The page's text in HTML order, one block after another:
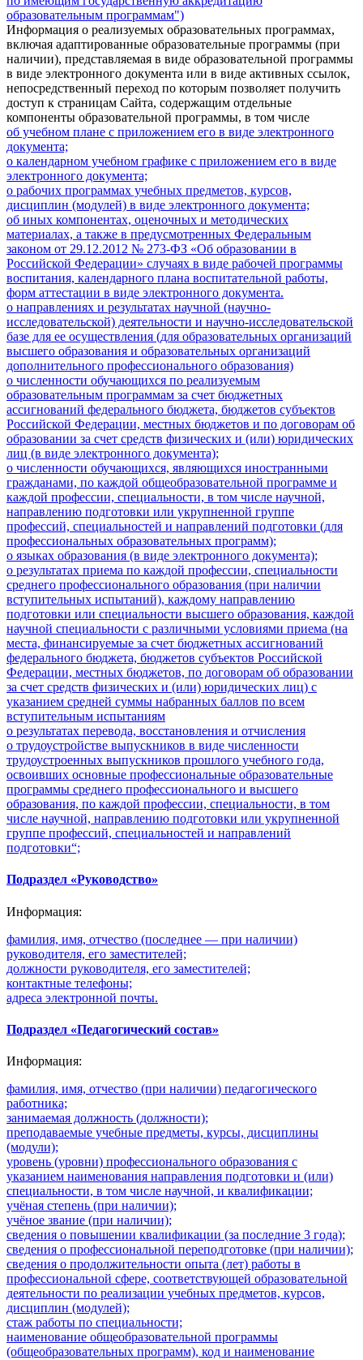
образовательным программам")
Информация о реализуемых образовательных программах,
включая адаптированные образовательные программы (при
наличии), представляемая в виде образовательной программы
в виде электронного документа или в виде активных ссылок,
непосредственный переход по которым позволяет получить
доступ к страницам Сайта, содержащим отдельные
компоненты образовательной программы, в том числе
об учебном плане с приложением его в виде электронного
документа;
о календарном учебном графике с приложением его в виде
электронного документа;
о рабочих программах учебных предметов, курсов,
дисциплин (модулей) в виде электронного документа;
об иных компонентах, оценочных и методических
материалах, а также в предусмотренных Федеральным
законом от 29.12.2012 № 273-ФЗ «Об образовании в
Российской Федерации» случаях в виде рабочей программы
воспитания, календарного плана воспитательной работы,
форм аттестации в виде электронного документа.
о направлениях и результатах научной (научно-
исследовательской) деятельности и научно-исследовательской
базе для ее осуществления (для образовательных организаций
высшего образования и образовательных организаций
дополнительного профессионального образования)
о численности обучающихся по реализуемым
образовательным программам за счет бюджетных
ассигнований федерального бюджета, бюджетов субъектов
Российской Федерации, местных бюджетов и по договорам об
образовании за счет средств физических и (или) юридических
лиц (в виде электронного документа);
о численности обучающихся, являющихся иностранными
гражданами, по каждой общеобразовательной программе и
каждой профессии, специальности, в том числе научной,
направлению подготовки или укрупненной группе
профессий, специальностей и направлений подготовки (для
профессиональных образовательных программ);
о языках образования (в виде электронного документа);
о результатах приема по каждой профессии, специальности
среднего профессионального образования (при наличии
вступительных испытаний), каждому направлению
подготовки или специальности высшего образования, каждой
научной специальности с различными условиями приема (на
места, финансируемые за счет бюджетных ассигнований
федерального бюджета, бюджетов субъектов Российской
Федерации, местных бюджетов, по договорам об образовании
за счет средств физических и (или) юридических лиц) с
указанием средней суммы набранных баллов по всем
вступительным испытаниям
о результатах перевода, восстановления и отчисления
о трудоустройстве выпускников в виде численности
трудоустроенных выпускников прошлого учебного года,
освоивших основные профессиональные образовательные
программы среднего профессионального и высшего
образования, по каждой профессии, специальности, в том
числе научной, направлению подготовки или укрупненной
группе профессий, специальностей и направлений
подготовки“;
Подраздел «Руководство»
Информация:
фамилия, имя, отчество (последнее — при наличии)
руководителя, его заместителей;
должности руководителя, его заместителей;
контактные телефоны;
адреса электронной почты.
Подраздел «Педагогический состав»
Информация:
фамилия, имя, отчество (при наличии) педагогического
работника;
занимаемая должность (должности);
преподаваемые учебные предметы, курсы, дисциплины
(модули);
уровень (уровни) профессионального образования с
указанием наименования направления подготовки и (или)
специальности, в том числе научной, и квалификации;
учёная степень (при наличии);
учёное звание (при наличии);
сведения о повышении квалификации (за последние 3 года);
сведения о профессиональной переподготовке (при наличии);
сведения о продолжительности опыта (лет) работы в
профессиональной сфере, соответствующей образовательной
деятельности по реализации учебных предметов, курсов,
дисциплин (модулей);
стаж работы по специальности;
наименование общеобразовательной программы
(общеобразовательных программ), код и наименование